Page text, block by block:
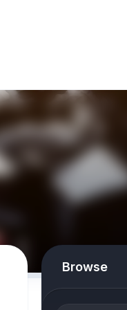
Browse